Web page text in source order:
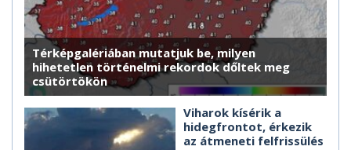
Térképgalériában mutatjuk be, milyen
hihetetlen történelmi rekordok dőltek meg
csütörtökön
Viharok kísérik a
hidegfrontot, érkezik
az átmeneti felfrissülés